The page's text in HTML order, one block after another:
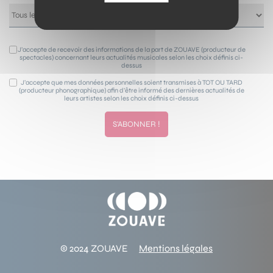
J’accepte de recevoir des informations de la part de ZOUAVE (producteur de
spectacles) concernant leurs actualités musicales selon les choix définis ci-
dessus
J’accepte que mes données personnelles soient transmises à TOT OU TARD
(producteur phonographique) afin d’être informé des dernières actualités de
leurs artistes selon les choix définis ci-dessus
© 2024 ZOUAVE Mentions légales